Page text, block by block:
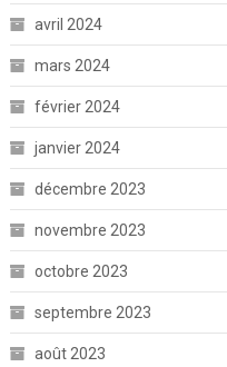
avril 2024
mars 2024
février 2024
janvier 2024
décembre 2023
novembre 2023
octobre 2023
septembre 2023
août 2023